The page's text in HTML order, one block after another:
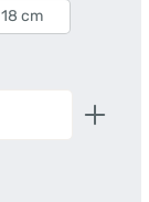
cm
Wert ein